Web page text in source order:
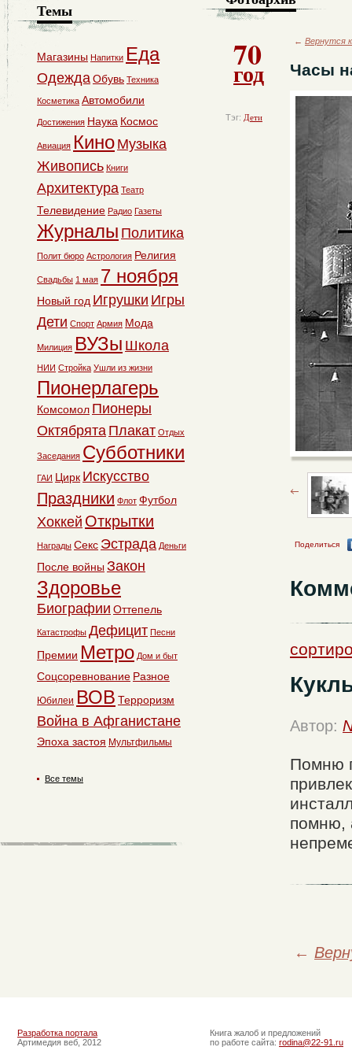
70
год
Тэг: Дети
← Вернутся
Часы
Поделиться
Автор:
Помню
помню,
←
Темы
Магазины Напитки Еда
ОдеждаОбувь Техника
Косметика Автомобили
Достижения Наука Космос
Авиация Кино Музыка
Живопись Книги
Архитектура Театр
Телевидение Радио Газеты
Журналы Политика
Полит бюро Астрология Религия
Свадьбы 1 мая 7 ноября
Новый год Игрушки Игры
Дети Спорт Армия Мода
Милиция ВУЗы Школа
НИИ Стройка Ушли из жизни
Пионерлагерь
Комсомол Пионеры
Октябрята Плакат Отдых
Заседания Субботники
ГАИ Цирк Искусство
Праздники Флот Футбол
Хоккей Открытки
Награды Секс Эстрада Деньги
После войны Закон
Здоровье
Биографии Оттепель
Катастрофы Дефицит Песни
Премии Метро Дом и быт
Соцсоревнование Разное
Юбилеи ВОВ Терроризм
Война в Афганистане
Эпоха застоя Мультфильмы
Все темы
Разработка портала
Артимедия веб, 2012
Книга жалоб и предложений
по работе сайта: rodina@22-91.ru